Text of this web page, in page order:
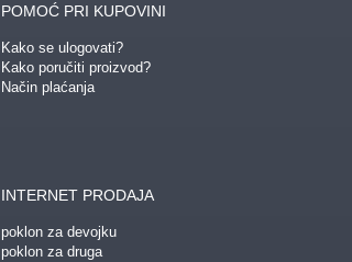
POMOĆ PRI KUPOVINI
Kako se ulogovati?
Kako poručiti proizvod?
Način plaćanja
INTERNET PRODAJA
poklon za devojku
poklon za druga